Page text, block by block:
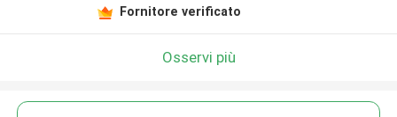
Fornitore verificato
Osservi più